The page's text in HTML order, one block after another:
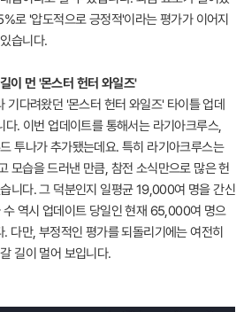
로 '압도적으로 긍정적'이라는 평가가 이어지
습니다.
이 먼 '몬스터 헌터 와일즈'
기다려왔던 '몬스터 헌터 와일즈' 타이틀 업데
. 이번 업데이트를 통해서는 라기아크루스,
투나가 추가됐는데요. 특히 라기아크루스는
모습을 드러낸 만큼, 참전 소식만으로 많은 헌
니다. 그 덕분인지 일평균 19,000여 명을 간신
수 역시 업데이트 당일인 현재 65,000여 명으
다만, 부정적인 평가를 되돌리기에는 여전히
길이 멀어 보입니다.